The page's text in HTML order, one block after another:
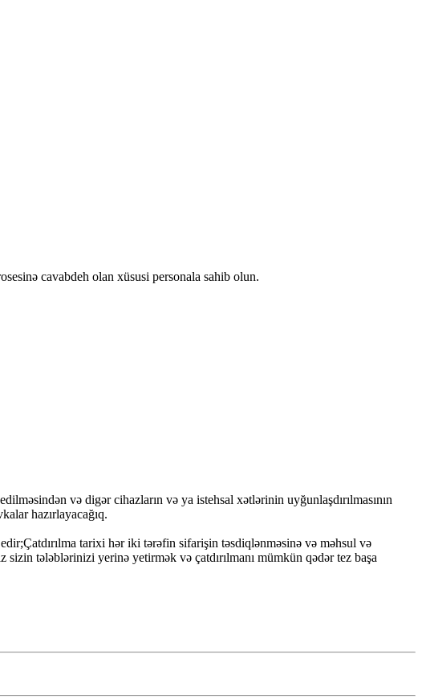
cavabdeh olan xüsusi personala sahib olun.
və digər cihazların və ya istehsal xətlərinin uyğunlaşdırılmasının
hazırlayacağıq.
tarixi hər iki tərəfin sifarişin təsdiqlənməsinə və məhsul və
sizin tələblərinizi yerinə yetirmək və çatdırılmanı mümkün qədər tez başa